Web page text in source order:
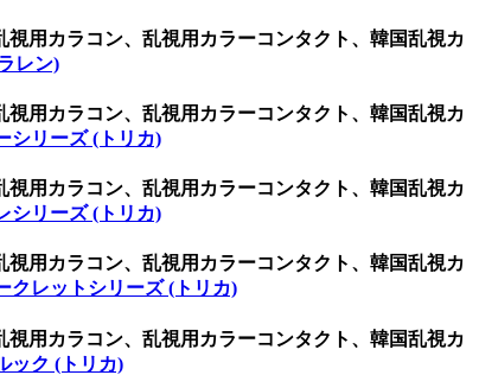
用カラコン、乱視用カラーコンタクト、韓国乱視カ
レン)
用カラコン、乱視用カラーコンタクト、韓国乱視カ
シリーズ (トリカ)
用カラコン、乱視用カラーコンタクト、韓国乱視カ
シリーズ (トリカ)
用カラコン、乱視用カラーコンタクト、韓国乱視カ
クレットシリーズ (トリカ)
用カラコン、乱視用カラーコンタクト、韓国乱視カ
ック (トリカ)